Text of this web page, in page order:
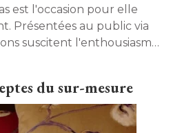
est l'occasion pour elle
Présentées au public via
suscitent l'enthousiasme
du sur-mesure